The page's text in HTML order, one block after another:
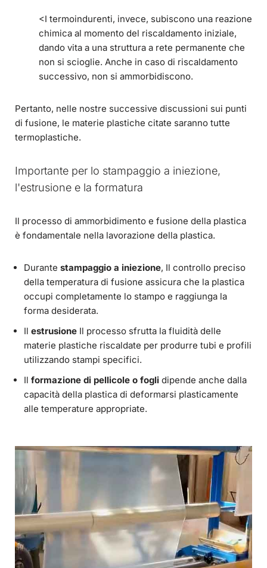
<I termoindurenti, invece, subiscono una reazione
chimica al momento del riscaldamento iniziale,
dando vita a una struttura a rete permanente che
non si scioglie. Anche in caso di riscaldamento
successivo, non si ammorbidiscono.
Pertanto, nelle nostre successive discussioni sui punti
di fusione, le materie plastiche citate saranno tutte
termoplastiche.
Importante per lo stampaggio a iniezione,
l'estrusione e la formatura
Il processo di ammorbidimento e fusione della plastica
è fondamentale nella lavorazione della plastica.
Durante stampaggio a iniezione, Il controllo preciso
della temperatura di fusione assicura che la plastica
occupi completamente lo stampo e raggiunga la
forma desiderata.
Il estrusione Il processo sfrutta la fluidità delle
materie plastiche riscaldate per produrre tubi e profili
utilizzando stampi specifici.
Il formazione di pellicole o fogli dipende anche dalla
capacità della plastica di deformarsi plasticamente
alle temperature appropriate.